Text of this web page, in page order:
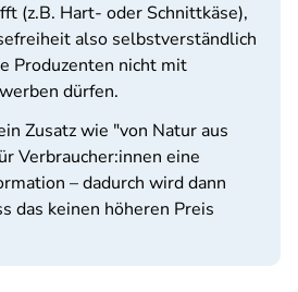
(z.B. Hart- oder Schnittkäse),
also selbstverständlich
Produzenten nicht mit
dürfen.
Zusatz wie "von Natur aus
Verbraucher:innen eine
– dadurch wird dann
das keinen höheren Preis